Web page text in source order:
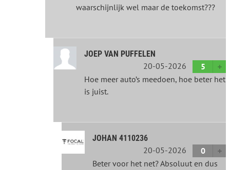
waarschijnlijk wel maar de toekomst???
JOEP VAN PUFFELEN
20-05-2026
5
Hoe meer auto’s meedoen, hoe beter het
is juist.
JOHAN 4110236
20-05-2026
0
Beter voor het net? Absoluut en dus